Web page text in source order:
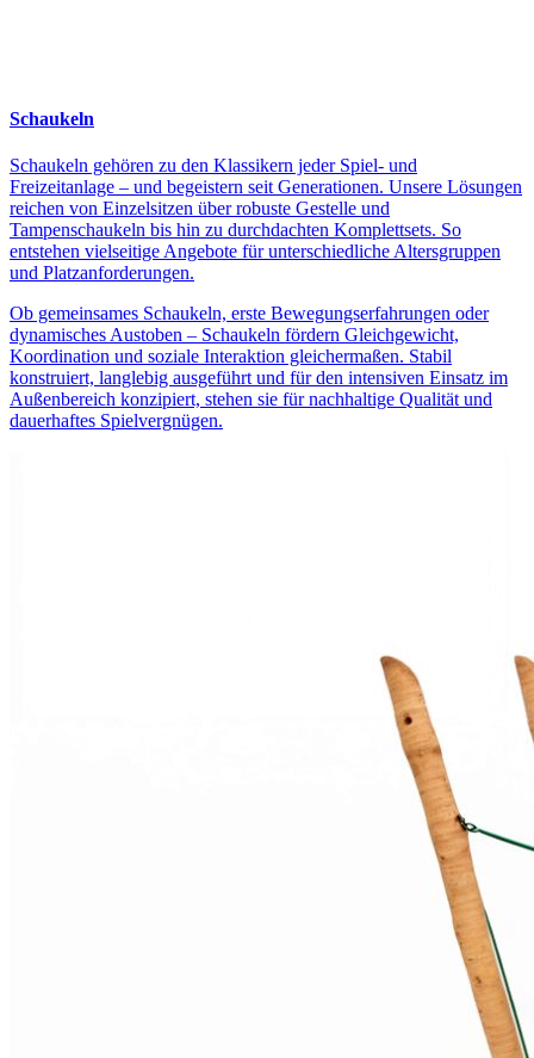
Schaukeln
Schaukeln gehören zu den Klassikern jeder Spiel- und
Freizeitanlage – und begeistern seit Generationen. Unsere Lösungen
reichen von Einzelsitzen über robuste Gestelle und
Tampenschaukeln bis hin zu durchdachten Komplettsets. So
entstehen vielseitige Angebote für unterschiedliche Altersgruppen
und Platzanforderungen.
Ob gemeinsames Schaukeln, erste Bewegungserfahrungen oder
dynamisches Austoben – Schaukeln fördern Gleichgewicht,
Koordination und soziale Interaktion gleichermaßen. Stabil
konstruiert, langlebig ausgeführt und für den intensiven Einsatz im
Außenbereich konzipiert, stehen sie für nachhaltige Qualität und
dauerhaftes Spielvergnügen.